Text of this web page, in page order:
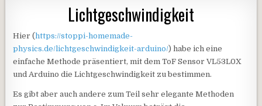
Lichtgeschwindigkeit
Hier (https://stoppi-homemade-
physics.de/lichtgeschwindigkeit-arduino/) habe ich eine
einfache Methode präsentiert, mit dem ToF Sensor VL53L0X
und Arduino die Lichtgeschwindigkeit zu bestimmen.
Es gibt aber auch andere zum Teil sehr elegante Methoden